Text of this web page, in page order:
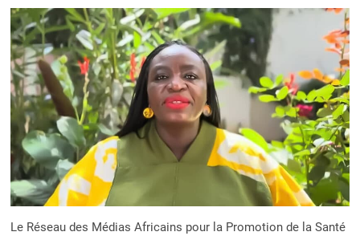
LES
MTN
Le Réseau des Médias Africains pour la Promotion de la Santé